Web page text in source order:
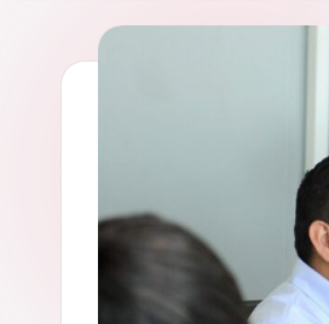
u
confianza!